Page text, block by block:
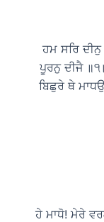
ਹਮ ਸਰਿ
ਪੂਰਨੁ ਦੀਜੈ
ਬਿਛੁਰੇ ਥੇ
ਹੇ ਮਾਧੋ! ਮੇਰੇ